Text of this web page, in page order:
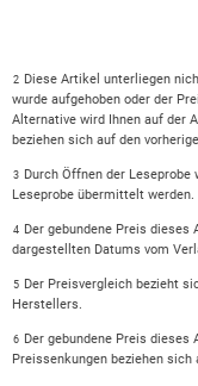
2
Diese Artikel unterliegen
wurde aufgehoben oder der
Alternative wird Ihnen auf der
beziehen sich auf den
3
Durch Öffnen der
Leseprobe übermittelt werden.
4
Der gebundene Preis
dargestellten Datums vom
5
Der Preisvergleich bezieht
Herstellers.
6
Der gebundene Preis
Preissenkungen beziehen sich